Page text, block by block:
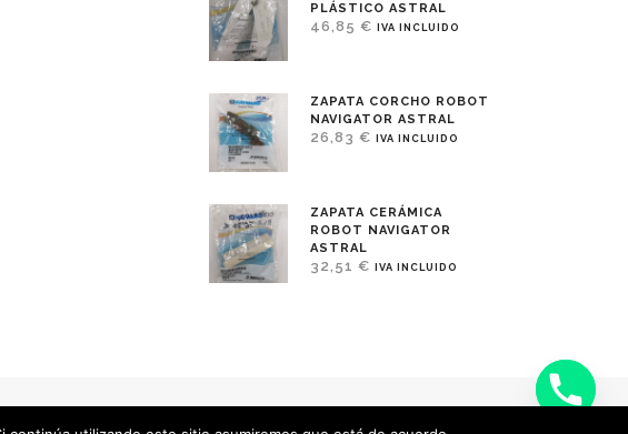
PLÁSTICO ASTRAL
46,85 € IVA INCLUIDO
ZAPATA CORCHO ROBOT
NAVIGATOR ASTRAL
26,83 € IVA INCLUIDO
ZAPATA CERÁMICA
ROBOT NAVIGATOR
ASTRAL
32,51 € IVA INCLUIDO